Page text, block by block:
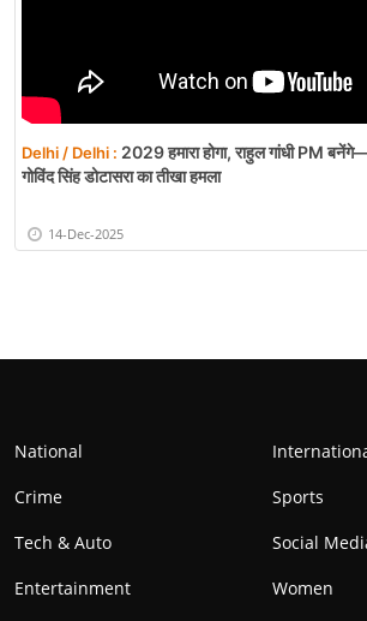
Delhi / Delhi : 2029 हमारा होगा, राहुल गांधी PM
गोविंद सिंह डोटासरा का तीखा हमला
14-Dec-2025
National
Crime
Sports
Tech & Auto
Social
Entertainment
Women